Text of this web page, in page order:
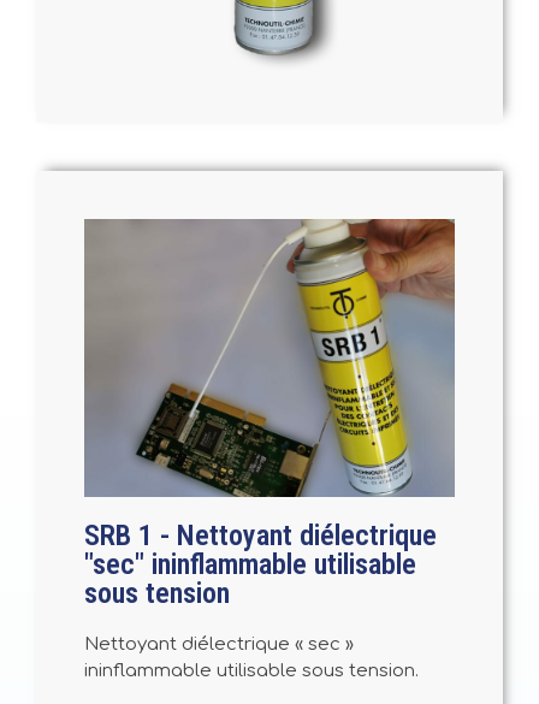
SRB 1 - Nettoyant diélectrique
"sec" ininflammable utilisable
sous tension
Nettoyant diélectrique « sec »
ininflammable utilisable sous tension.